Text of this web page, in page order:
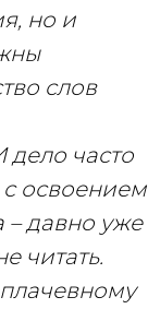
но и
слов
часто
освоением
– давно уже
читать.